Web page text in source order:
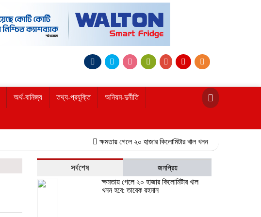
অর্থ-বানিজ্য তথ্য-প্রযুক্তি অনিয়ম-দুর্নীতি
ক্ষমতায় গেলে ২০ হাজার কিলোমিটার খাল খনন হবে: তারেক রহমান
সর্বশেষ
জনপ্রিয়
ক্ষমতায় গেলে ২০ হাজার কিলোমিটার খাল
খনন হবে: তারেক রহমান